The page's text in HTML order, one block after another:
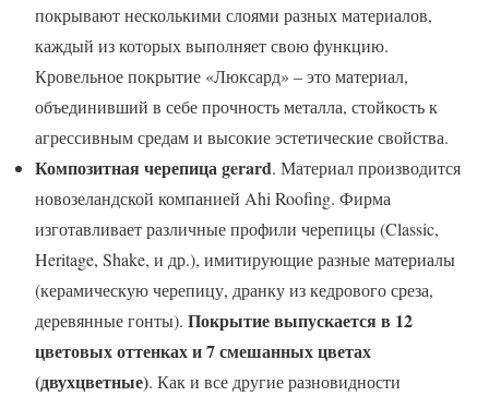
покрывают несколькими слоями разных материалов,
каждый из которых выполняет свою функцию.
Кровельное покрытие «Люксард» – это материал,
объединивший в себе прочность металла, стойкость к
агрессивным средам и высокие эстетические свойства.
Композитная черепица gerard. Материал производится
новозеландской компанией Ahi Roofing. Фирма
изготавливает различные профили черепицы (Classic,
Heritage, Shake, и др.), имитирующие разные материалы
(керамическую черепицу, дранку из кедрового среза,
деревянные гонты). Покрытие выпускается в 12
цветовых оттенках и 7 смешанных цветах
(двухцветные). Как и все другие разновидности